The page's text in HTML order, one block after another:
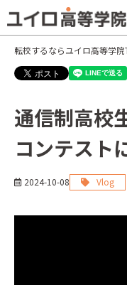
転校するならユイロ高等学院
通信制高校
コンテスト
2024-10-08 Vlog